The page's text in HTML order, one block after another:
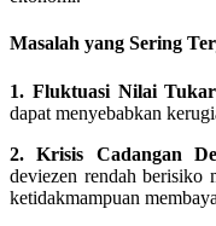
Masalah yang Sering
1. Fluktuasi Nilai Tukar
dapat menyebabkan
2. Krisis Cadangan
deviezen rendah berisiko
ketidakmampuan